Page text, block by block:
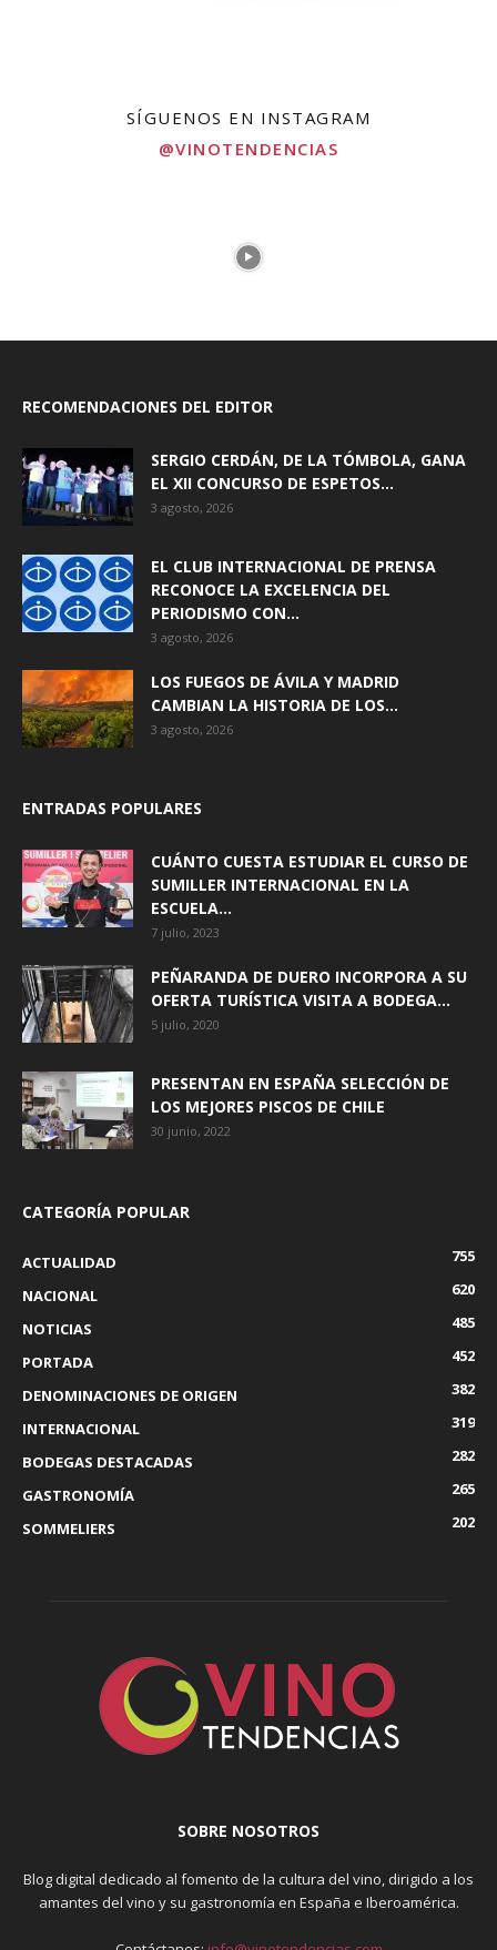
SÍGUENOS EN INSTAGRAM
@VINOTENDENCIAS
RECOMENDACIONES DEL EDITOR
SERGIO CERDÁN, DE LA TÓMBOLA, GANA
EL XII CONCURSO DE ESPETOS...
3 agosto, 2026
EL CLUB INTERNACIONAL DE PRENSA
RECONOCE LA EXCELENCIA DEL
PERIODISMO CON...
3 agosto, 2026
LOS FUEGOS DE ÁVILA Y MADRID
CAMBIAN LA HISTORIA DE LOS...
3 agosto, 2026
ENTRADAS POPULARES
CUÁNTO CUESTA ESTUDIAR EL CURSO DE
SUMILLER INTERNACIONAL EN LA
ESCUELA...
7 julio, 2023
PEÑARANDA DE DUERO INCORPORA A SU
OFERTA TURÍSTICA VISITA A BODEGA...
5 julio, 2020
PRESENTAN EN ESPAÑA SELECCIÓN DE
LOS MEJORES PISCOS DE CHILE
30 junio, 2022
CATEGORÍA POPULAR
ACTUALIDAD
755
NACIONAL
620
NOTICIAS
485
PORTADA
452
DENOMINACIONES DE ORIGEN
382
INTERNACIONAL
319
BODEGAS DESTACADAS
282
GASTRONOMÍA
265
SOMMELIERS
202
SOBRE NOSOTROS
Blog digital dedicado al fomento de la cultura del vino, dirigido a los
amantes del vino y su gastronomía en España e Iberoamérica.